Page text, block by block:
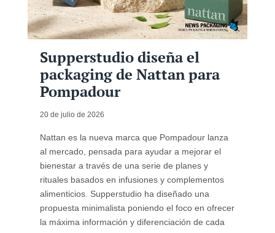
Supperstudio diseña el
packaging de Nattan para
Pompadour
20 de julio de 2026
Nattan es la nueva marca que Pompadour lanza
al mercado, pensada para ayudar a mejorar el
bienestar a través de una serie de planes y
rituales basados en infusiones y complementos
alimenticios. Supperstudio ha diseñado una
propuesta minimalista poniendo el foco en ofrecer
la máxima información y diferenciación de cada